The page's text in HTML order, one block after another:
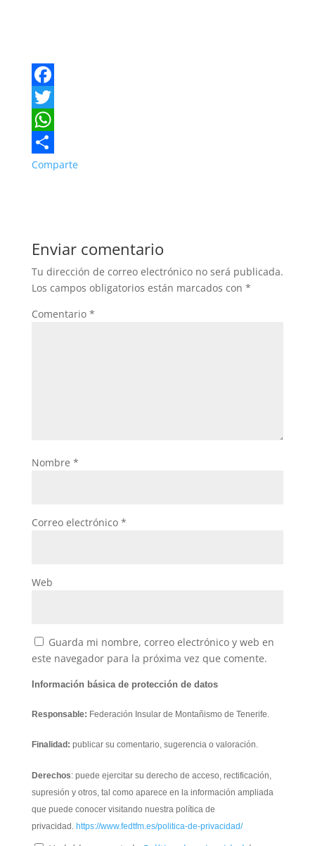
F
a
c
e
k
T
w
i
r
W
h
A
p
Comparte
Enviar comentario
Tu dirección de correo electrónico no será publicada.
Los campos obligatorios están marcados con *
Comentario *
Nombre *
Correo electrónico *
Web
Guarda mi nombre, correo electrónico y web en
este navegador para la próxima vez que comente.
Información básica de protección de datos
Responsable: Federación Insular de Montañismo de Tenerife.
Finalidad: publicar su comentario, sugerencia o valoración.
Derechos: puede ejercitar su derecho de acceso, rectificación,
supresión y otros, tal como aparece en la información ampliada
que puede conocer visitando nuestra política de
privacidad. https://www.fedtfm.es/politica-de-privacidad/